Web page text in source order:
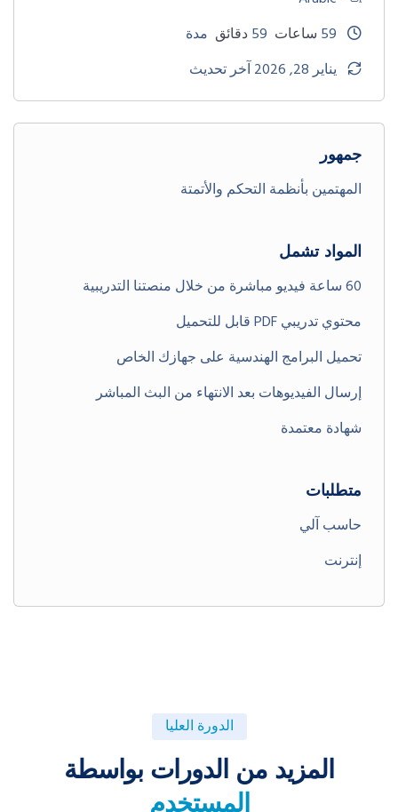
59 ساعات دقائق مدة
يناير 28, 2026 آخر تحديث
جمهور
المهتمين بأنظمة التحكم والأتمتة
المواد تشمل
60 ساعة فيديو مباشرة من خلال منصتنا التدريبية
محتوي تدريبي PDF قابل للتحميل
تحميل البرامج الهندسية على جهازك الخاص
إرسال الفيديوهات بعد الانتهاء من البث المباشر
شهادة معتمدة
متطلبات
حاسب آلي
إنترنت
الدورة العليا
المزيد من الدورات بواسطة
المستخدم